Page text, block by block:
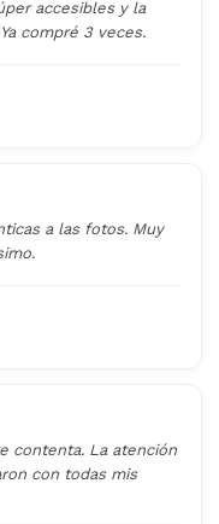
accesibles y la
compré 3 veces.
a las fotos. Muy
contenta. La atención
con todas mis